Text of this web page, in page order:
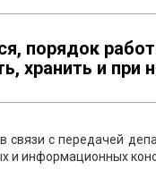
порядок
хранить и при
связи с передачей
и информационных